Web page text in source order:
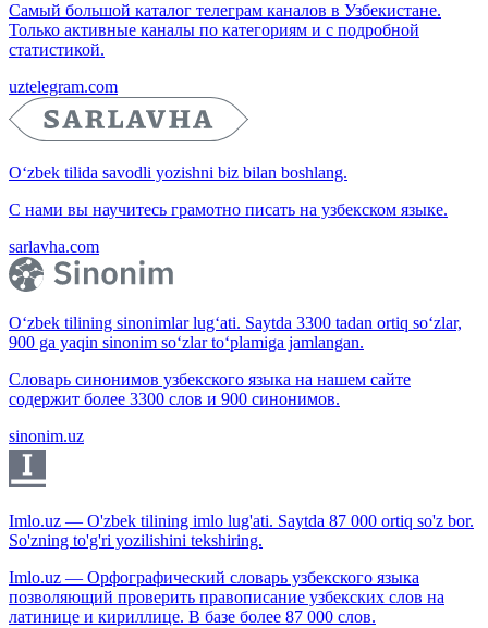
Самый большой каталог телеграм каналов в Узбекистане.
Только активные каналы по категориям и с подробной
статистикой.
uztelegram.com
O‘zbek tilida savodli yozishni biz bilan boshlang.
С нами вы научитесь грамотно писать на узбекском языке.
sarlavha.com
O‘zbek tilining sinonimlar lug‘ati. Saytda 3300 tadan ortiq so‘zlar,
900 ga yaqin sinonim so‘zlar to‘plamiga jamlangan.
Словарь синонимов узбекского языка на нашем сайте
содержит более 3300 слов и 900 синонимов.
sinonim.uz
Imlo.uz — O'zbek tilining imlo lug'ati. Saytda 87 000 ortiq so'z bor.
So'zning to'g'ri yozilishini tekshiring.
Imlo.uz — Орфографический словарь узбекского языка
позволяющий проверить правописание узбекских слов на
латинице и кириллице. В базе более 87 000 слов.